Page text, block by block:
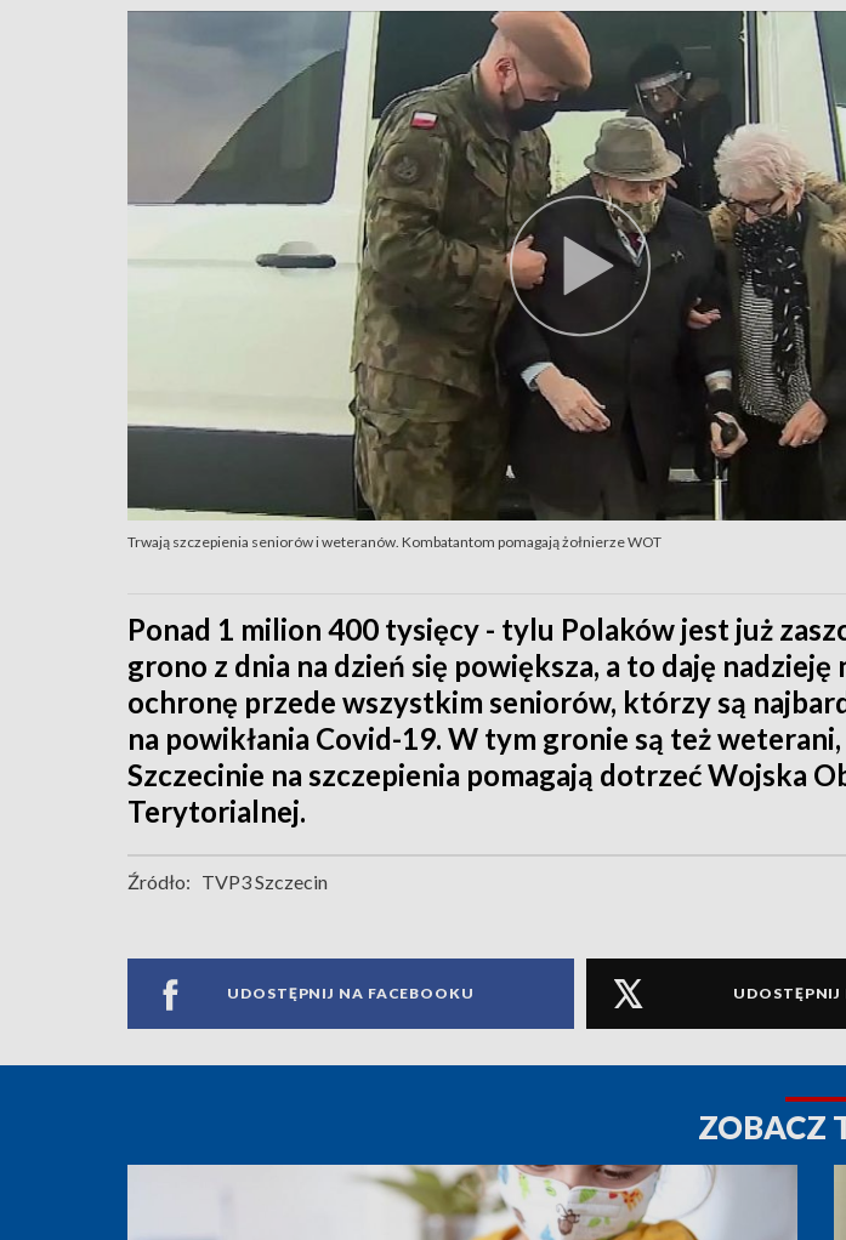
Trwają szczepienia seniorów i weteranów. Kombatantom pomagają żołnierze WOT
Ponad 1 milion 400 tysięcy - tylu Polaków jest już
grono z dnia na dzień się powiększa, a to daję nadzieję
ochronę przede wszystkim seniorów, którzy są
na powikłania Covid-19. W tym gronie są też
Szczecinie na szczepienia pomagają dotrzeć Wojska
Terytorialnej.
Źródło: TVP3 Szczecin
UDOSTĘPNIJ NA FACEBOOKU UDOSTĘPNIJ
ZOBACZ